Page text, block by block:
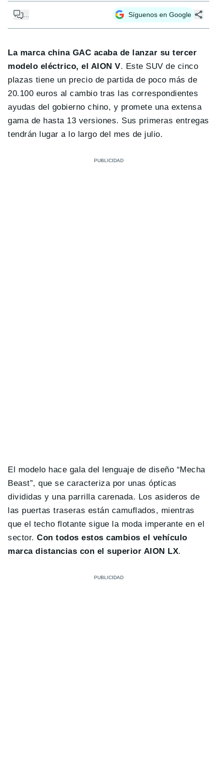
Síguenos en Google
La marca china GAC acaba de lanzar su tercer
modelo eléctrico, el AION V. Este SUV de cinco
plazas tiene un precio de partida de poco más de
20.100 euros al cambio tras las correspondientes
ayudas del gobierno chino, y promete una extensa
gama de hasta 13 versiones. Sus primeras entregas
tendrán lugar a lo largo del mes de julio.
El modelo hace gala del lenguaje de diseño “Mecha
Beast”, que se caracteriza por unas ópticas
divididas y una parrilla carenada. Los asideros de
las puertas traseras están camuflados, mientras
que el techo flotante sigue la moda imperante en el
sector.Con todos estos cambios el vehículo
marca distancias con el superior AION LX.